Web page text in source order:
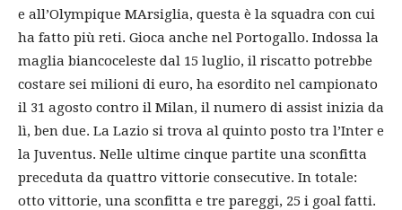
e all’Olympique MArsiglia, questa è la squadra con cui
ha fatto più reti. Gioca anche nel Portogallo. Indossa la
maglia biancoceleste dal 15 luglio, il riscatto potrebbe
costare sei milioni di euro, ha esordito nel campionato
il 31 agosto contro il Milan, il numero di assist inizia da
lì, ben due. La Lazio si trova al quinto posto tra l’Inter e
la Juventus. Nelle ultime cinque partite una sconfitta
preceduta da quattro vittorie consecutive. In totale:
otto vittorie, una sconfitta e tre pareggi, 25 i goal fatti.